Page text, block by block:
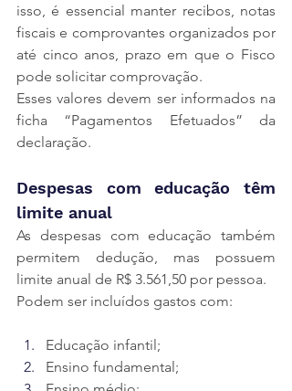
isso, é essencial manter recibos, notas
fiscais e comprovantes organizados por
até cinco anos, prazo em que o Fisco
pode solicitar comprovação.
Esses valores devem ser informados na
ficha “Pagamentos Efetuados” da
declaração.
Despesas com educação têm
limite anual
As despesas com educação também
permitem dedução, mas possuem
limite anual de R$ 3.561,50 por pessoa.
Podem ser incluídos gastos com:
Educação infantil;
Ensino fundamental;